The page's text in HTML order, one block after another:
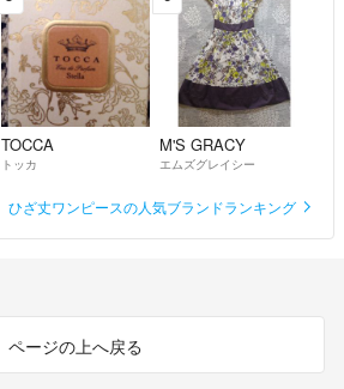
TOCCA
トッカ
M'S GRACY
エムズグレイシー
ひざ丈ワンピースの人気ブランドランキング
ページの上へ戻る